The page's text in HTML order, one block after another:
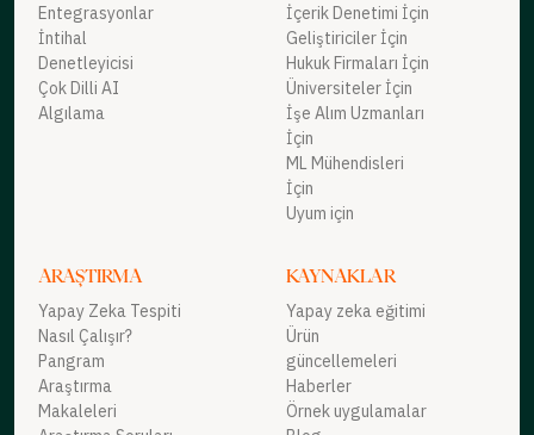
Entegrasyonlar
İntihal
Denetleyicisi
Çok Dilli AI
Algılama
İçerik Denetimi İçin
Geliştiriciler İçin
Hukuk Firmaları İçin
Üniversiteler İçin
İşe Alım Uzmanları
İçin
ML Mühendisleri
İçin
Uyum için
ARAŞTIRMA
Yapay Zeka Tespiti
Nasıl Çalışır?
Pangram
Araştırma
Makaleleri
KAYNAKLAR
Yapay zeka eğitimi
Ürün
güncellemeleri
Haberler
Örnek uygulamalar